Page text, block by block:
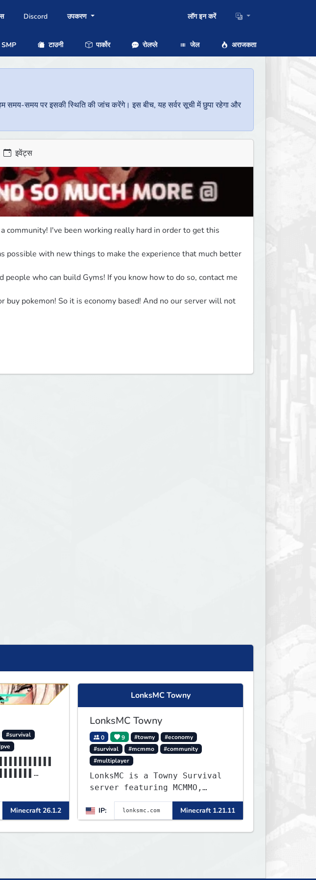
Discord उपकरण लॉग इन करें
SMP टाउनी पार्कोर रोलप्ले जेल अराजकता
समय पर इसकी स्थिति की जांच करेंगे। इस बीच, यह सर्वर सूची में छुपा रहेगा और
इवेंट्स
community! I've been working really hard in order to get this
possible with new things to make the experience that much better
people who can build Gyms! If you know how to do so, contact me
buy pokemon! So it is economy based! And no our server will not
#survival
Minecraft 26.1.2
LonksMC Towny
LonksMC Towny
0 9 #towny
#economy
#survival
#mcmmo
#community
#multiplayer
LonksMC is a Towny Survival
server featuring MCMMO,
Jobs, free rank progression,
and weekly events. We focus
on a friendly community,
balanced economy, and long-
IP: Minecraft 1.21.11